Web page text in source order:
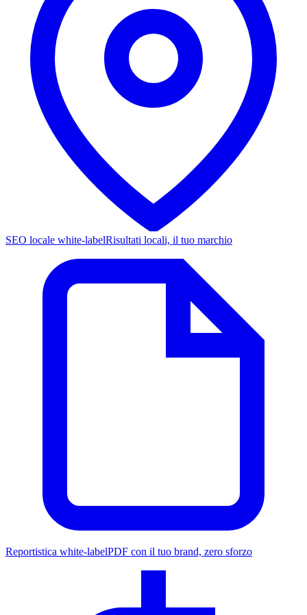
SEO locale white-labelRisultati locali, il tuo marchio
Reportistica white-labelPDF con il tuo brand, zero sforzo